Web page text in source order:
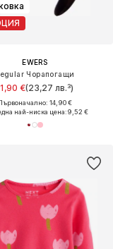
EWERS
Чорапогащи
€(23,27 лв.³)
14,90 €
най-ниска цена:9,52 €